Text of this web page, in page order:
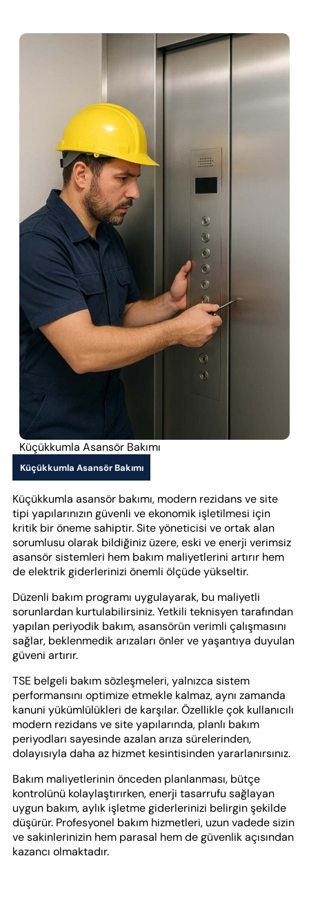
Küçükkumla Asansör Bakımı
Küçükkumla asansör bakımı, modern rezidans ve site
tipi yapılarınızın güvenli ve ekonomik işletilmesi için
kritik bir öneme sahiptir. Site yöneticisi ve ortak alan
sorumlusu olarak bildiğiniz üzere, eski ve enerji verimsiz
asansör sistemleri hem bakım maliyetlerini artırır hem
de elektrik giderlerinizi önemli ölçüde yükseltir.
Düzenli bakım programı uygulayarak, bu maliyetli
sorunlardan kurtulabilirsiniz. Yetkili teknisyen tarafından
yapılan periyodik bakım, asansörün verimli çalışmasını
sağlar, beklenmedik arızaları önler ve yaşantıya duyulan
güveni artırır.
TSE belgeli bakım sözleşmeleri, yalnızca sistem
performansını optimize etmekle kalmaz, aynı zamanda
kanuni yükümlülükleri de karşılar. Özellikle çok kullanıcılı
modern rezidans ve site yapılarında, planlı bakım
periyodları sayesinde azalan arıza sürelerinden,
dolayısıyla daha az hizmet kesintisinden yararlanırsınız.
Bakım maliyetlerinin önceden planlanması, bütçe
kontrolünü kolaylaştırırken, enerji tasarrufu sağlayan
uygun bakım, aylık işletme giderlerinizi belirgin şekilde
düşürür. Profesyonel bakım hizmetleri, uzun vadede sizin
ve sakinlerinizin hem parasal hem de güvenlik açısından
kazancı olmaktadır.
Küçükkumla Asansör Bakımı